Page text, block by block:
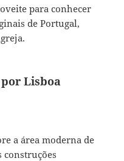
para conhecer
de Portugal,
por Lisboa
a área moderna de
construções